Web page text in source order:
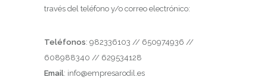
través del teléfono y/o correo electrónico:
Teléfonos: 982336103 // 650974936 //
608988340 // 629534128
Email: info@empresarodil.es